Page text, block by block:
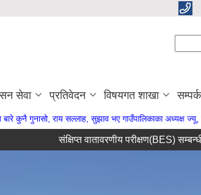
सेवा प्रतिवेदन विषयगत शाखा सम्पर्क
सल्लाह, सुझाव भए गाउँपालिकाका अध्यक्ष ज्यू, उपाध्यक्ष ज्यू र
संक्षिप्त वातावरणीय परीक्षण(BES) सम्बन्धी